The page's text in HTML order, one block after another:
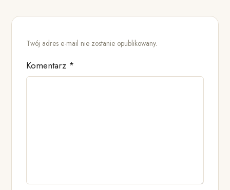
Twój adres e-mail nie zostanie opublikowany.
Komentarz *